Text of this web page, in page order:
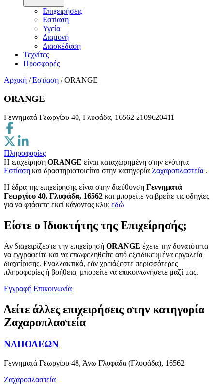
Επιχειρήσεις
Εστίαση
Υγεία
Διαμονή
Διασκέδαση
Τεχνίτες
Προσφορές
Αρχική / Εστίαση / ORANGE
ORANGE
Γεννηματά Γεωργίου 40, Γλυφάδα, 16562 2109620411
Πληροφορίες
Η επιχείρηση ORANGE είναι καταχωρημένη στην ενότητα
Εστίαση και δραστηριοποιείται στην κατηγορία Ζαχαροπλαστεία .
H έδρα της επιχείρησης είναι στην διεύθυνση Γεννηματά
Γεωργίου 40, Γλυφάδα, 16562 και μπορείτε να βρείτε τις οδηγίες
για να φτάσετε εκεί κάνοντας κλικ εδώ
Είστε ο Ιδιοκτήτης της Επιχείρησής;
Αν διαχειρίζεστε την επιχείρησή ORANGE έχετε την δυνατότητα
να εγγραφείτε και να επωφεληθείτε από εξειδικευμένα εργαλεία
διαχείρισης. Εναλλακτικά, εάν χρειάζεστε περισσότερες
πληροφορίες ή βοήθεια, μπορείτε να επικοινωνήσετε μαζί μας.
Εγγραφή Επικοινωνία
Δείτε άλλες επιχειρήσεις στην κατηγορία
Ζαχαροπλαστεία
ΝΑΠΟΛΕΩΝ
Γεννηματά Γεωργίου 48, Άνω Γλυφάδα (Γλυφάδα), 16562
Ζαχαροπλαστεία